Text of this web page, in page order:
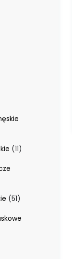
1111
5151